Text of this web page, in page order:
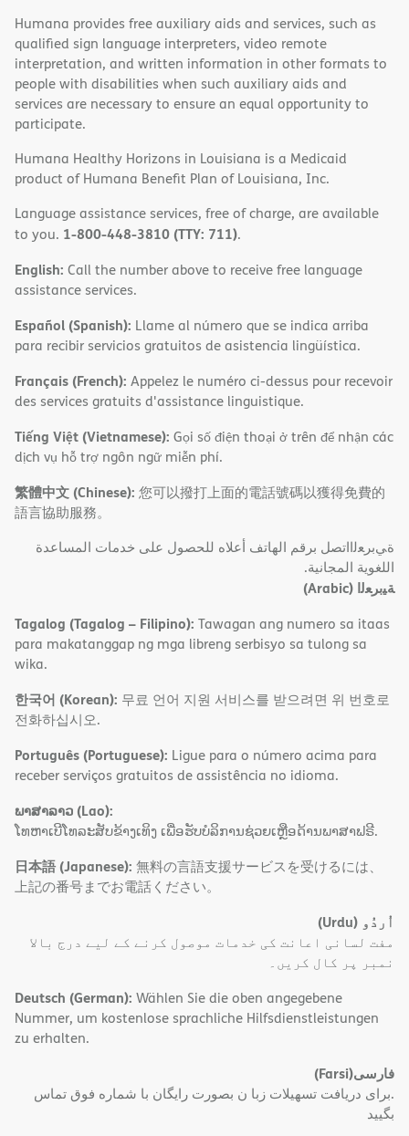
Humana provides free auxiliary aids and services, such as
qualified sign language interpreters, video remote
interpretation, and written information in other formats to
people with disabilities when such auxiliary aids and
services are necessary to ensure an equal opportunity to
participate.
Humana Healthy Horizons in Louisiana is a Medicaid
product of Humana Benefit Plan of Louisiana, Inc.
Language assistance services, free of charge, are available
to you. 1-800-448-3810 (TTY: 711).
English: Call the number above to receive free language
assistance services.
Español (Spanish): Llame al número que se indica arriba
para recibir servicios gratuitos de asistencia lingüística.
Français (French): Appelez le numéro ci-dessus pour recevoir
des services gratuits d'assistance linguistique.
Tiếng Việt (Vietnamese): Gọi số điện thoại ở trên để nhận các
dịch vụ hỗ trợ ngôn ngữ miễn phí.
繁體中文 (Chinese): 您可以撥打上面的電話號碼以獲得免費的
語言協助服務。
ةﻲﺑﺮﻌﻟااﺗﺼﻞ ﺑﺮﻗﻢ اﻟﮭﺎﺗﻒ أﻋﻼه ﻟﻠﺤﺼﻮل ﻋﻠﻰ ﺧﺪﻣﺎت اﻟﻤﺴﺎﻋﺪة
اﻟﻠﻐﻮﯾﺔ اﻟﻤﺠﺎﻧﯿﺔ.
ﺔﯿﺑﺮﻌﻟا (Arabic)
Tagalog (Tagalog – Filipino): Tawagan ang numero sa itaas
para makatanggap ng mga libreng serbisyo sa tulong sa
wika.
한국어 (Korean): 무료 언어 지원 서비스를 받으려면 위 번호로
전화하십시오.
Português (Portuguese): Ligue para o número acima para
receber serviços gratuitos de assistência no idioma.
ພາສາລາວ (Lao):
ໂທຫາເບີໂທລະສັບຂ້າງເທິງ ເພື່ອຮັບບໍລິການຊ່ວຍເຫຼືອດ້ານພາສາຟຣີ.
日本語 (Japanese): 無料の言語支援サービスを受けるには、
上記の番号までお電話ください。
اُردُو (Urdu)
مفت لسانی اعانت کی خدمات موصول کرنے کے لیے درج بالا
نمبر پر کال کریں۔
Deutsch (German): Wählen Sie die oben angegebene
Nummer, um kostenlose sprachliche Hilfsdienstleistungen
zu erhalten.
فارسی(Farsi)
.برای دریافت تسهیلات زبا ن بصورت رایگان با شماره فوق تماس
بگیید